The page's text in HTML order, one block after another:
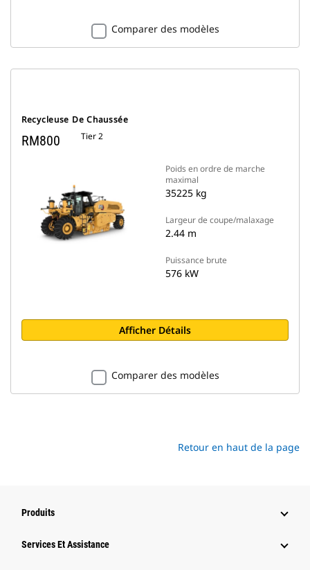
Comparer des modèles
Recycleuse De Chaussée
RM800 Tier 2
Poids en ordre de marche
maximal
35225 kg
Largeur de coupe/malaxage
2.44 m
Puissance brute
576 kW
Afficher Détails
Comparer des modèles
Retour en haut de la page
Produits
Services Et Assistance